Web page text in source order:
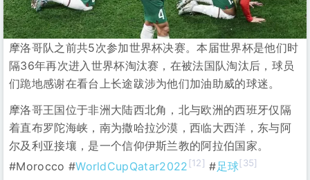
摩洛哥队之前共5次参加世界杯决赛。本届世界杯是他们时
隔36年再次进入世界杯淘汰赛，在被法国队淘汰后，球员
们跪地感谢在看台上长途跋涉为他们加油助威的球迷。
摩洛哥王国位于非洲大陆西北角，北与欧洲的西班牙仅隔
着直布罗陀海峡，南为撒哈拉沙漠，西临大西洋，东与阿
尔及利亚接壤，是一个信仰伊斯兰教的阿拉伯国家。
#Morocco #WorldCupQatar2022[12] #足球[35]